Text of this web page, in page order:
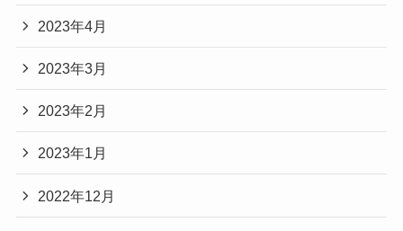
2023年4月
2023年3月
2023年2月
2023年1月
2022年12月